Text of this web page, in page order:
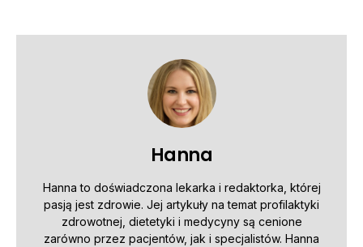
Hanna
Hanna to doświadczona lekarka i redaktorka, której
pasją jest zdrowie. Jej artykuły na temat profilaktyki
zdrowotnej, dietetyki i medycyny są cenione
zarówno przez pacjentów, jak i specjalistów. Hanna